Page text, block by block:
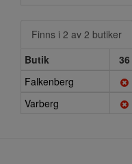
Finns i 2 av 2 butiker
Butik
36
Falkenberg
Varberg